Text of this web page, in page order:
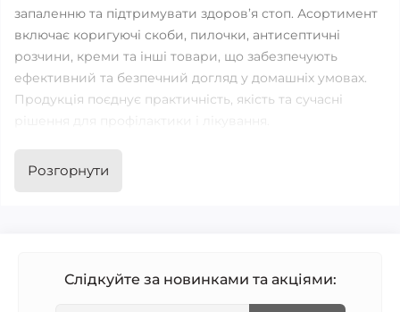
запаленню та підтримувати здоров’я стоп. Асортимент
включає коригуючі скоби, пилочки, антисептичні
розчини, креми та інші товари, що забезпечують
ефективний та безпечний догляд у домашніх умовах.
Продукція поєднує практичність, якість та сучасні
рішення для профілактики і лікування.
Переваги категорії:
Великий вибір засобів та інструментів
Допомога у підтриманні здоров’я нігтів і стоп
Розгорнути
Слідкуйте за новинками та акціями: